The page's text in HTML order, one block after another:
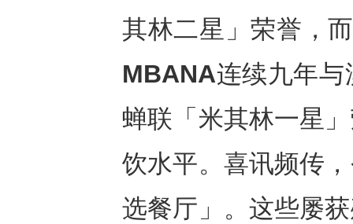
其林二星」荣誉，
MBANA连续九年
蝉联「米其林一星
饮水平。喜讯频传
选餐厅」。这些屡